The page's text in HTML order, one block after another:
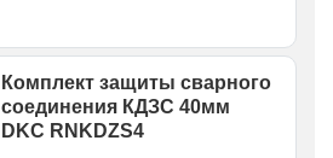
Комплект защиты сварного
соединения КДЗС 40мм
DKC RNKDZS4